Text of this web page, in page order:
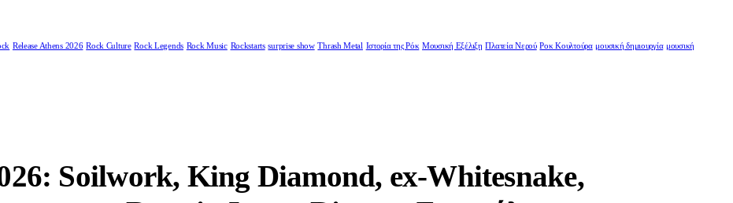
Release Athens 2026 Rock Culture Rock Legends Rock Music Rockstarts surprise show Thrash Metal Ιστορία της Ρόκ Μουσική Εξέλιξη Πλατεία Νερού Ροκ Κουλτούρα μουσική δημιουργία μουσική
Soilwork, King Diamond, ex-Whitesnake,